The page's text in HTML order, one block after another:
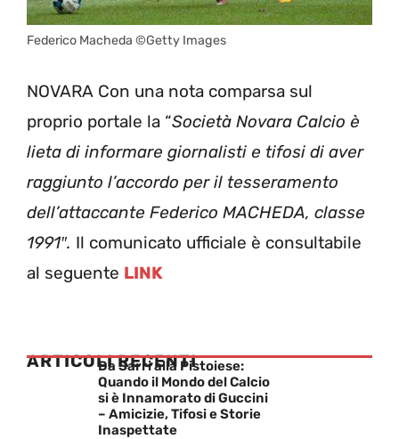
Federico Macheda ©Getty Images
NOVARA Con una nota comparsa sul
proprio portale la “Società Novara Calcio è
lieta di informare giornalisti e tifosi di aver
raggiunto l’accordo per il tesseramento
dell’attaccante Federico MACHEDA, classe
1991″. Il comunicato ufficiale è consultabile
al seguente LINK
ARTICOLI RECENTI
Da Sarri alla Pistoiese:
Quando il Mondo del Calcio
si è Innamorato di Guccini
– Amicizie, Tifosi e Storie
Inaspettate